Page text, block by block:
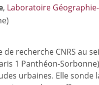
, Laboratoire
recherche CNRS au
1 Panthéon-
urbaines. Elle